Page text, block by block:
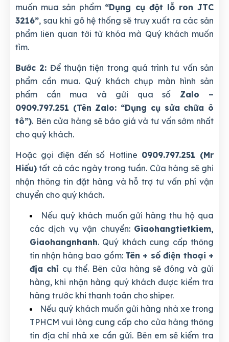
muốn mua sản phẩm “Dụng cụ đột lỗ ron JTC
3216”, sau khi gõ hệ thống sẽ truy xuất ra các sản
phẩm liên quan tới từ khóa mà Quý khách muốn
tìm.
Bước 2: Để thuận tiện trong quá trình tư vấn sản
phẩm cần mua. Quý khách chụp màn hình sản
phẩm cần mua và gửi qua số Zalo –
0909.797.251 (Tên Zalo: “Dụng cụ sửa chữa ô
tô”). Bên cửa hàng sẽ báo giá và tư vấn sớm nhất
cho quý khách.
Hoặc gọi điện đến số Hotline 0909.797.251 (Mr
Hiếu) tất cả các ngày trong tuần. Cửa hàng sẽ ghi
nhận thông tin đặt hàng và hỗ trợ tư vấn phí vận
chuyển cho quý khách.
Nếu quý khách muốn gửi hàng thu hộ qua
các dịch vụ vận chuyển: Giaohangtietkiem,
Giaohangnhanh. Quý khách cung cấp thông
tin nhận hàng bao gồm: Tên + số điện thoại +
địa chỉ cụ thể. Bên cửa hàng sẽ đóng và gửi
hàng, khi nhận hàng quý khách được kiểm tra
hàng trước khi thanh toán cho shiper.
Nếu quý khách muốn gửi hàng nhà xe trong
TPHCM vui lòng cung cấp cho cửa hàng thông
tin địa chỉ nhà xe cần gửi. Bên em sẽ kiểm tra